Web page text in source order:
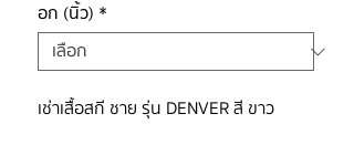
อก (นิ้ว) *
เช่าเสื้อสกี ชาย รุ่น DENVER สี ขาว